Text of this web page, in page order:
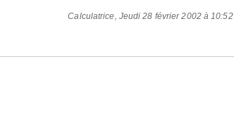
Calculatrice, Jeudi 28 février 2002 à 10:52